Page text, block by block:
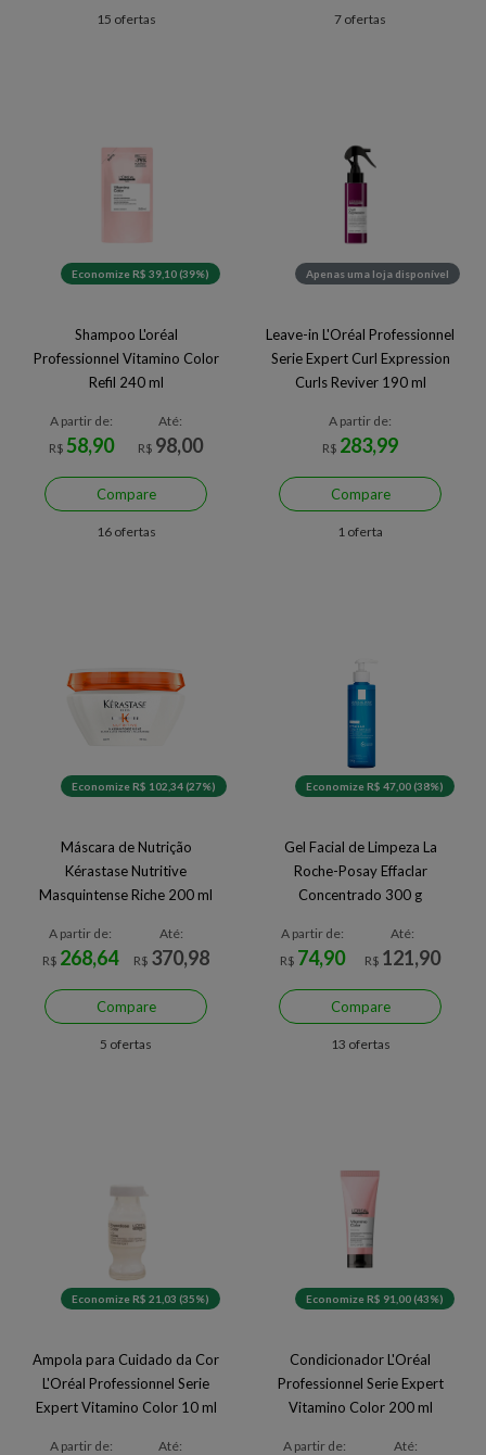
15 ofertas 7 ofertas
Economize R$ 39,10 (39%)
Shampoo L'oréal
Professionnel Vitamino Color
Refil 240 ml
A partir de:
R$58,90
Até:
R$ 98,00
Compare
16 ofertas
Apenas uma loja disponível
Leave-in L'Oréal Professionnel
Serie Expert Curl Expression
Curls Reviver 190 ml
A partir de:
R$ 283,99
Compare
1 oferta
Economize R$ 102,34 (27%)
Máscara de Nutrição
Kérastase Nutritive
Masquintense Riche 200 ml
A partir de:
R$ 268,64
Até:
R$ 370,98
Compare
5 ofertas
Economize R$ 47,00 (38%)
Gel Facial de Limpeza La
Roche-Posay Effaclar
Concentrado 300 g
A partir de:
R$ 74,90
Até:
R$ 121,90
Compare
13 ofertas
Economize R$ 21,03 (35%)
Ampola para Cuidado da Cor
L'Oréal Professionnel Serie
Expert Vitamino Color 10 ml
A partir de:
Até:
Economize R$ 91,00 (43%)
Condicionador L'Oréal
Professionnel Serie Expert
Vitamino Color 200 ml
A partir de:
Até: